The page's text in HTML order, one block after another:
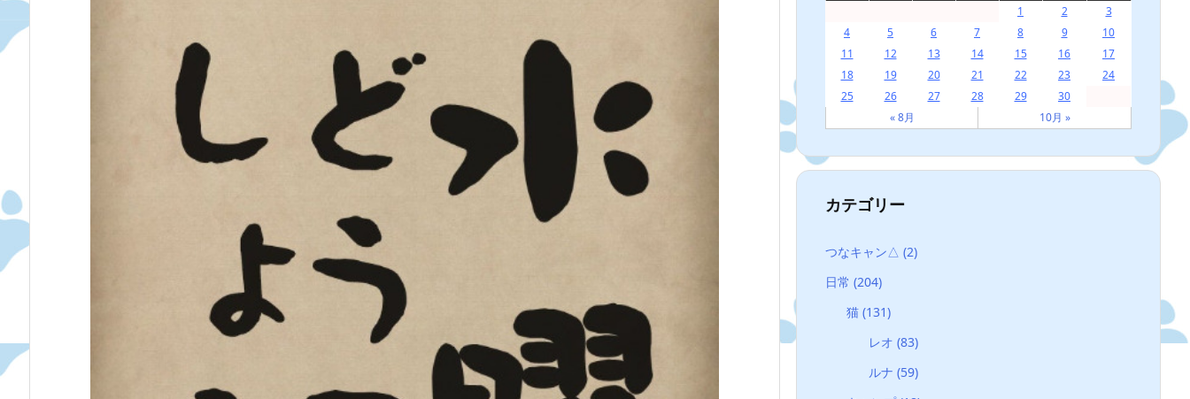
1
2
3
4
5 6 7 8 9
10
11
12 13 14 15 16
17
18
19 20 21 22 23
24
25
26 27 28 29
30
« 8月
10月 »
カテゴリー
つなキャン△ (2)
日常 (204)
猫(131)
レオ (83)
ルナ (59)